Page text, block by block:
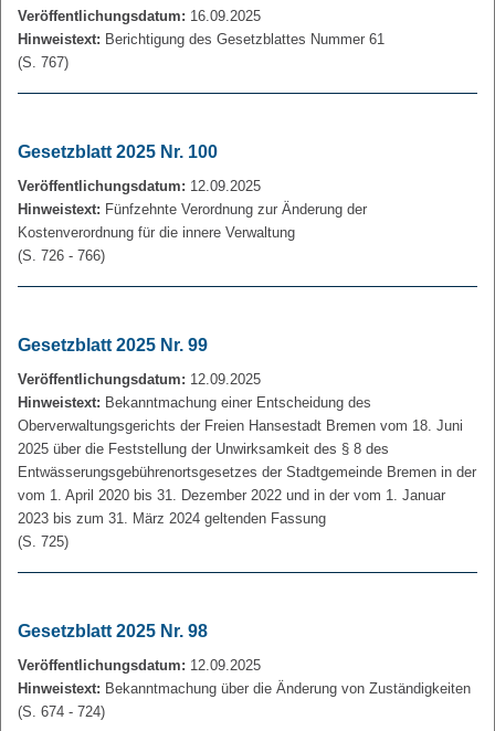
Veröffentlichungsdatum: 16.09.2025
Hinweistext: Berichtigung des Gesetzblattes Nummer 61
(S. 767)
Gesetzblatt 2025 Nr. 100
Veröffentlichungsdatum: 12.09.2025
Hinweistext: Fünfzehnte Verordnung zur Änderung der
Kostenverordnung für die innere Verwaltung
(S. 726 - 766)
Gesetzblatt 2025 Nr. 99
Veröffentlichungsdatum: 12.09.2025
Hinweistext: Bekanntmachung einer Entscheidung des
Oberverwaltungsgerichts der Freien Hansestadt Bremen vom 18. Juni
2025 über die Feststellung der Unwirksamkeit des § 8 des
Entwässerungsgebührenortsgesetzes der Stadtgemeinde Bremen in der
vom 1. April 2020 bis 31. Dezember 2022 und in der vom 1. Januar
2023 bis zum 31. März 2024 geltenden Fassung
(S. 725)
Gesetzblatt 2025 Nr. 98
Veröffentlichungsdatum: 12.09.2025
Hinweistext: Bekanntmachung über die Änderung von Zuständigkeiten
(S. 674 - 724)